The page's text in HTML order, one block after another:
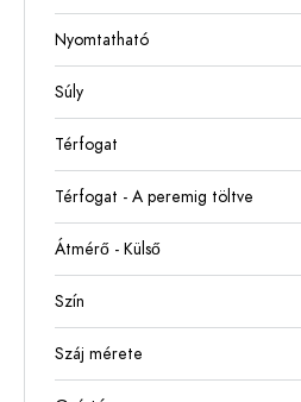
Nyomtatható
Súly
Térfogat
Térfogat - A peremig töltve
Átmérő - Külső
Szín
Száj mérete